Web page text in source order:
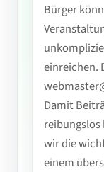
Bürger
einreichen.
Damit
wir die
einem